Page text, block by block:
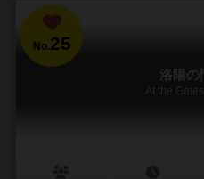
No.25
洛陽の
At the